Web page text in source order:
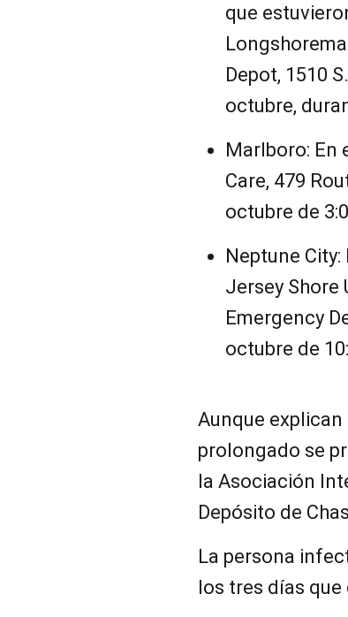
que
Depot, 1510
octubre,
Marlboro: En
Care, 479
octubre de
Neptune
Jersey Shore
Emergency
octubre de
Aunque
prolongado se
la Asociación
Depósito de
La persona
los tres días que